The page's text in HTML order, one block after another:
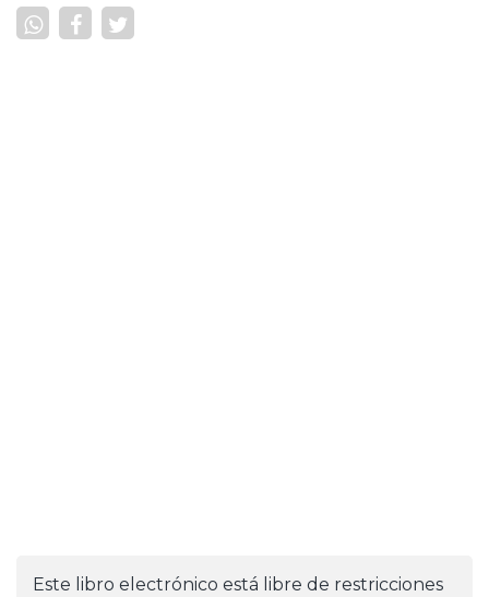
Este libro electrónico está libre de restricciones